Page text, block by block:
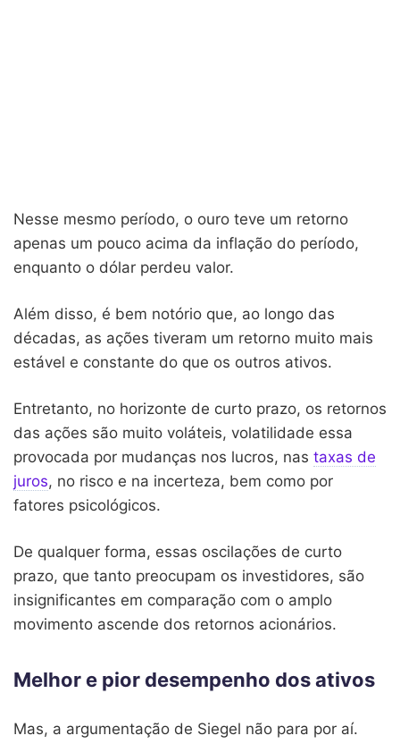
Nesse mesmo período, o ouro teve um retorno
apenas um pouco acima da inflação do período,
enquanto o dólar perdeu valor.
Além disso, é bem notório que, ao longo das
décadas, as ações tiveram um retorno muito mais
estável e constante do que os outros ativos.
Entretanto, no horizonte de curto prazo, os retornos
das ações são muito voláteis, volatilidade essa
provocada por mudanças nos lucros, nas taxas de
juros, no risco e na incerteza, bem como por
fatores psicológicos.
De qualquer forma, essas oscilações de curto
prazo, que tanto preocupam os investidores, são
insignificantes em comparação com o amplo
movimento ascende dos retornos acionários.
Melhor e pior desempenho dos ativos
Mas, a argumentação de Siegel não para por aí.